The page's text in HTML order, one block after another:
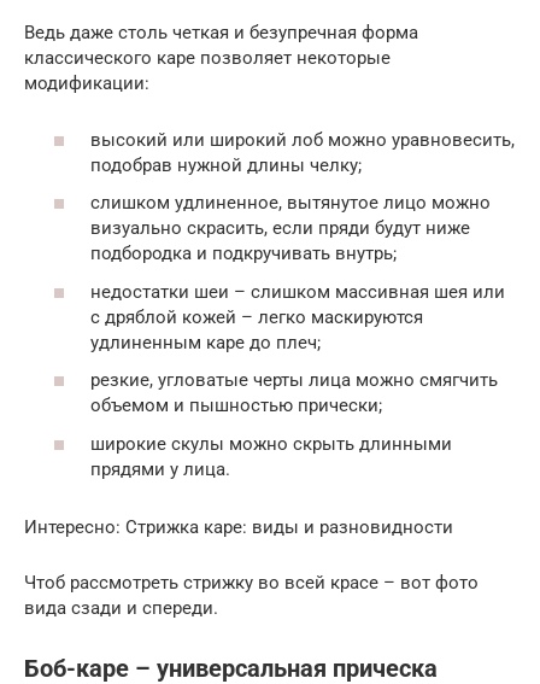
Ведь даже столь четкая и безупречная форма
классического каре позволяет некоторые
модификации:
высокий или широкий лоб можно уравновесить,
подобрав нужной длины челку;
слишком удлиненное, вытянутое лицо можно
визуально скрасить, если пряди будут ниже
подбородка и подкручивать внутрь;
недостатки шеи – слишком массивная шея или
с дряблой кожей – легко маскируются
удлиненным каре до плеч;
резкие, угловатые черты лица можно смягчить
объемом и пышностью прически;
широкие скулы можно скрыть длинными
прядями у лица.
Интересно: Стрижка каре: виды и разновидности
Чтоб рассмотреть стрижку во всей красе – вот фото
вида сзади и спереди.
Боб-каре – универсальная прическа